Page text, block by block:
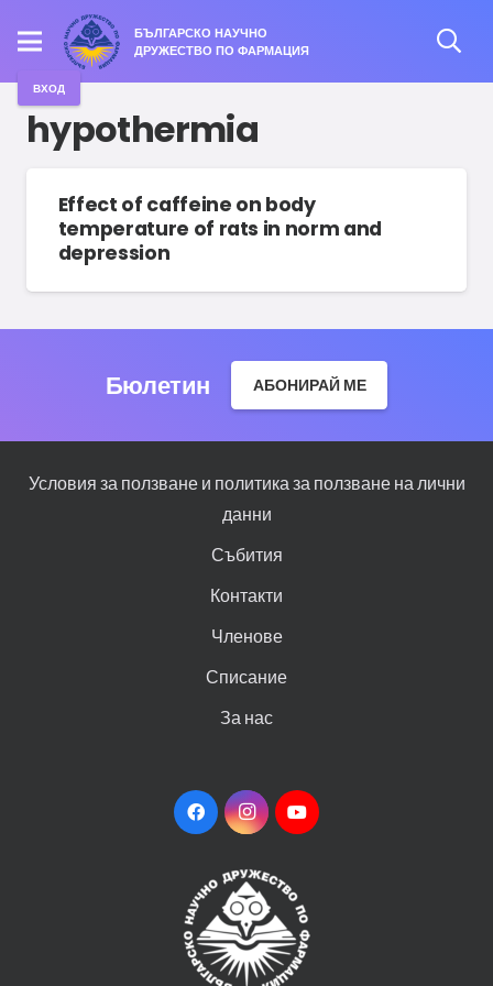
БЪЛГАРСКО НАУЧНО
ДРУЖЕСТВО ПО ФАРМАЦИЯ
ВХОД
hypothermia
Effect of caffeine on body
temperature of rats in norm and
depression
Бюлетин АБОНИРАЙ МЕ
Условия за ползване и политика за ползване на лични
данни
Събития
Контакти
Членове
Списание
За нас